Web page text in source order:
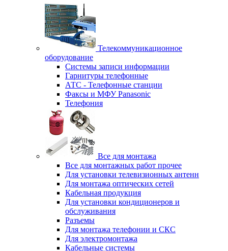
Телекоммуникационное
оборудование
Системы записи информации
Гарнитуры телефонные
АТС - Телефонные станции
Факсы и МФУ Panasonic
Телефония
Все для монтажа
Все для монтажных работ прочее
Для установки телевизионных антенн
Для монтажа оптических сетей
Кабельная продукция
Для установки кондиционеров и
обслуживания
Разъемы
Для монтажа телефонии и СКС
Для электромонтажа
Кабельные системы